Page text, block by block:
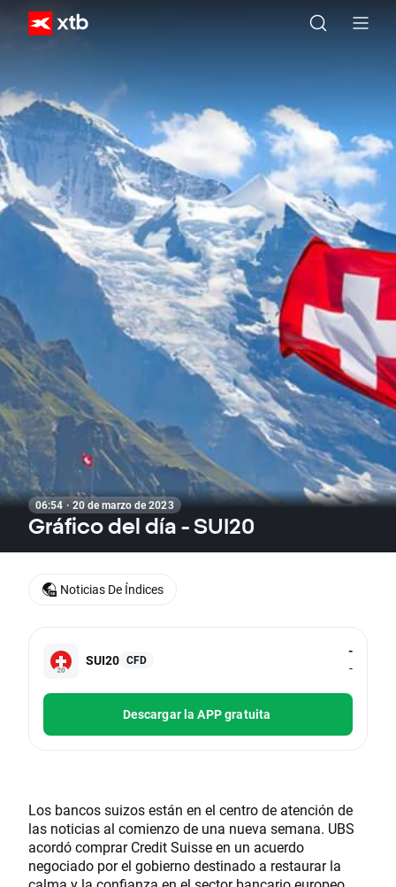
06:54 · 20 de marzo de 2023
Gráfico del día - SUI20
SUI20 CFD
-
-
Descargar la APP gratuita
Los bancos suizos están en el centro de atención de
las noticias al comienzo de una nueva semana. UBS
acordó comprar Credit Suisse en un acuerdo
negociado por el gobierno destinado a restaurar la
Noticias De Índices